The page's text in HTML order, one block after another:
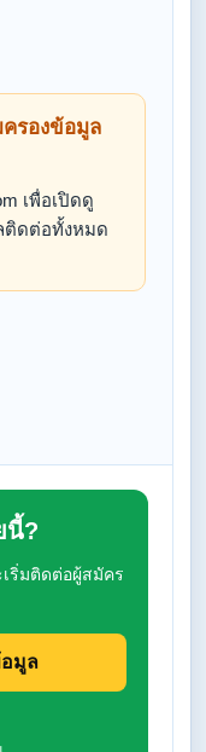
รองข้อมูล
เพื่อเปิดดู
ติดต่อทั้งหมด
นี้?
ริ่มติดต่อผู้สมัคร
มูล